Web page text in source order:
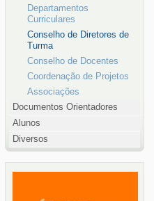
Departamentos
Curriculares
Conselho de Diretores de
Turma
Conselho de Docentes
Coordenação de Projetos
Associações
Documentos Orientadores
Alunos
Diversos